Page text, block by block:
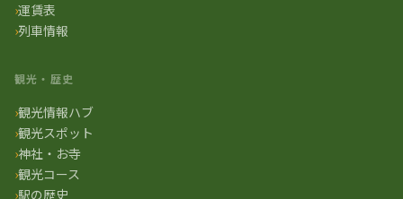
運賃表
列車情報
観光・歴史
観光情報ハブ
観光スポット
神社・お寺
観光コース
駅の歴史